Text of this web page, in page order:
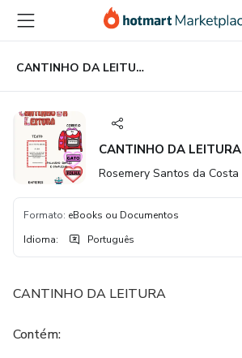
para
conteúdo
principal
para
pagamento
para
rodapé
CANTINHO DA LEITURA
CANTINHO DA LEITURA
Rosemery Santos da Costa
Formato: eBooks ou Documentos
Idioma: Português
CANTINHO DA LEITURA
Contém: